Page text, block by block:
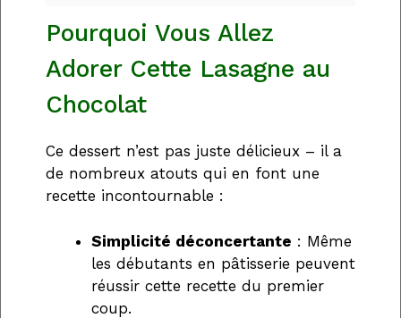
Pourquoi Vous Allez
Adorer Cette Lasagne au
Chocolat
Ce dessert n’est pas juste délicieux – il a
de nombreux atouts qui en font une
recette incontournable :
Simplicité déconcertante : Même
les débutants en pâtisserie peuvent
réussir cette recette du premier
coup.